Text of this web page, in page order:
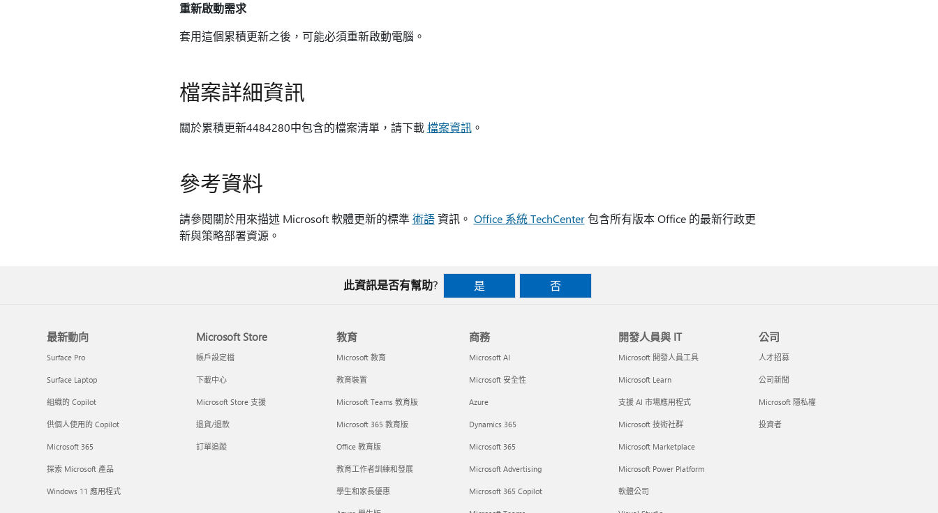
重新啟動需求
套用這個累積更新之後，可能必須重新啟動電腦。
檔案詳細資訊
關於累積更新4484280中包含的檔案清單，請下載檔案資訊。
參考資料
請參閱關於用來描述 Microsoft 軟體更新的標準術語資訊。 Office 系統 TechCenter包含所有版本 Office 的最新行政更
新與策略部署資源。
此資訊是否有幫助? 是 否
最新動向
Surface Pro
Surface Laptop
組織的 Copilot
供個人使用的 Copilot
Microsoft 365
探索 Microsoft 產品
Windows 11 應用程式
Microsoft Store
帳戶設定檔
下載中心
Microsoft Store 支援
退貨/退款
訂單追蹤
教育
Microsoft 教育
教育裝置
Microsoft Teams 教育版
Microsoft 365 教育版
Office 教育版
教育工作者訓練和發展
學生和家長優惠
商務
Microsoft AI
Microsoft 安全性
Azure
Dynamics 365
Microsoft 365
Microsoft Advertising
Microsoft 365 Copilot
開發人員與 IT
Microsoft 開發人員工具
Microsoft Learn
支援 AI 市場應用程式
Microsoft 技術社群
Microsoft Marketplace
Microsoft Power Platform
軟體公司
公司
人才招募
公司新聞
Microsoft 隱私權
投資者